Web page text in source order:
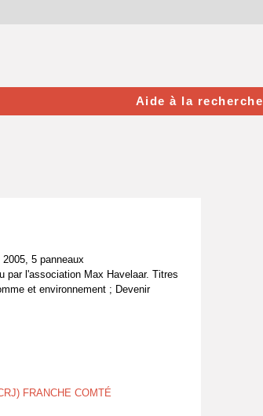
5 panneaux
par l'association Max Havelaar. Titres
et environnement ; Devenir
FRANCHE COMTÉ
Aide à la recherche